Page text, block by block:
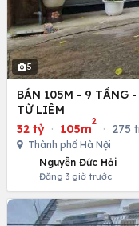
5
BÁN 105M - 9 TẦNG
TỪ LIÊM
32 tỷ · 105m
2
· 275
Thành phố Hà Nội
Nguyễn Đức Hải
Đăng 3 giờ trước